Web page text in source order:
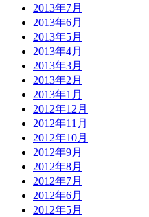
2013年7月
2013年6月
2013年5月
2013年4月
2013年3月
2013年2月
2013年1月
2012年12月
2012年11月
2012年10月
2012年9月
2012年8月
2012年7月
2012年6月
2012年5月